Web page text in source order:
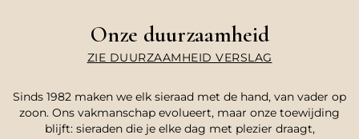
Onze duurzaamheid
ZIE DUURZAAMHEID VERSLAG
Sinds 1982 maken we elk sieraad met de hand, van vader op
zoon. Ons vakmanschap evolueert, maar onze toewijding
blijft: sieraden die je elke dag met plezier draagt,